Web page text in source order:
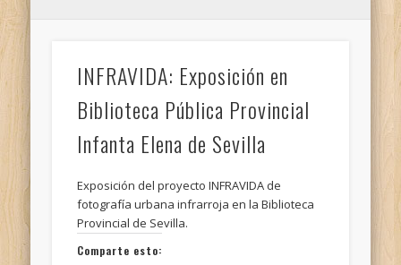
INFRAVIDA: Exposición en
Biblioteca Pública Provincial
Infanta Elena de Sevilla
Exposición del proyecto INFRAVIDA de
fotografía urbana infrarroja en la Biblioteca
Provincial de Sevilla.
Comparte esto: